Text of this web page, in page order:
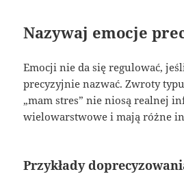
Nazywaj emocje
Emocji nie da się regulować,
precyzyjnie nazwać. Zwroty
„mam stres” nie niosą realnej
wielowarstwowe i mają różne
Przykłady